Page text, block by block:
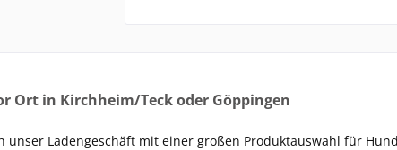
Ort in Kirchheim/Teck oder Göppingen
unser Ladengeschäft mit einer großen Produktauswahl für